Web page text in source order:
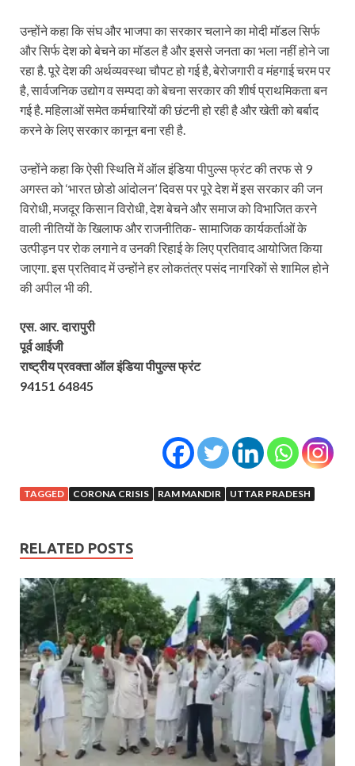
उन्होंने कहा कि संघ और भाजपा का सरकार चलाने का मोदी मॉडल सिर्फ
और सिर्फ देश को बेचने का मॉडल है और इससे जनता का भला नहीं होने जा
रहा है. पूरे देश की अर्थव्यवस्था चौपट हो गई है, बेरोजगारी व मंहगाई चरम पर
है, सार्वजनिक उद्योग व सम्पदा को बेचना सरकार की शीर्ष प्राथमिकता बन
गई है. महिलाओं समेत कर्मचारियों की छंटनी हो रही है और खेती को बर्बाद
करने के लिए सरकार कानून बना रही है.
उन्होंने कहा कि ऐसी स्थिति में ऑल इंडिया पीपुल्स फ्रंट की तरफ से 9
अगस्त को ‘भारत छोडो आंदोलन’ दिवस पर पूरे देश में इस सरकार की जन
विरोधी, मजदूर किसान विरोधी, देश बेचने और समाज को विभाजित करने
वाली नीतियों के खिलाफ और राजनीतिक- सामाजिक कार्यकर्ताओं के
उत्पीड़न पर रोक लगाने व उनकी रिहाई के लिए प्रतिवाद आयोजित किया
जाएगा. इस प्रतिवाद में उन्होंने हर लोकतंत्र पसंद नागरिकों से शामिल होने
की अपील भी की.
एस. आर. दारापुरी
पूर्व आईजी
राष्ट्रीय प्रवक्ता ऑल इंडिया पीपुल्स फ्रंट
94151 64845
TAGGED CORONA CRISIS RAM MANDIR UTTAR PRADESH
RELATED POSTS